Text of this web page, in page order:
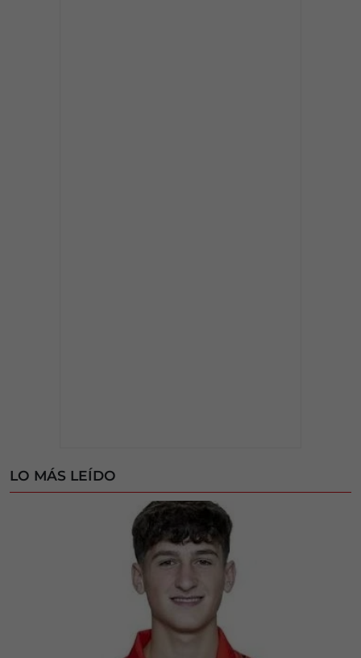
LO MÁS LEÍDO